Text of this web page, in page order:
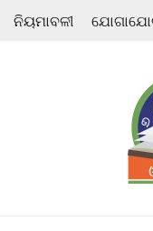
ନିୟମାବଳୀ